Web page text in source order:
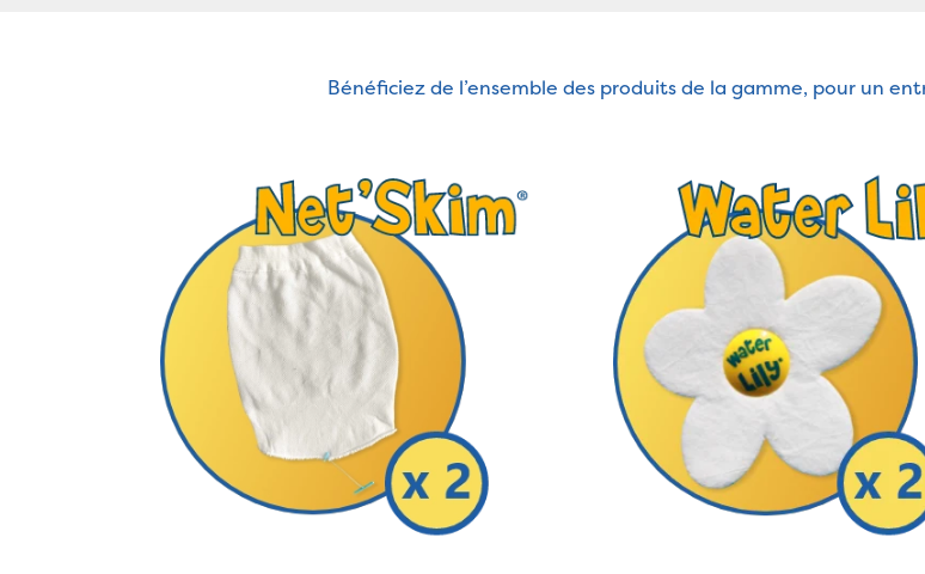
Bénéficiez de l’ensemble des produits de la gamme, pour un